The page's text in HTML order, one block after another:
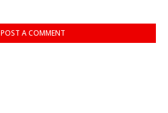
POST A COMMENT